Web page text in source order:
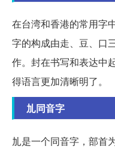
在台湾和香港的常用字
字的构成由走、豆、口
作。封在书写和表达中
得语言更加清晰明了。
劜同音字
劜是一个同音字，部首